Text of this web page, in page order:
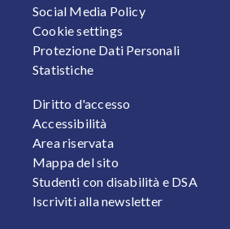
Social Media Policy
Cookie settings
Protezione Dati Personali
Statistiche
FOOTER 2
Diritto d'accesso
Accessibilità
Area riservata
Mappa del sito
Studenti con disabilità e DSA
Iscriviti alla newsletter